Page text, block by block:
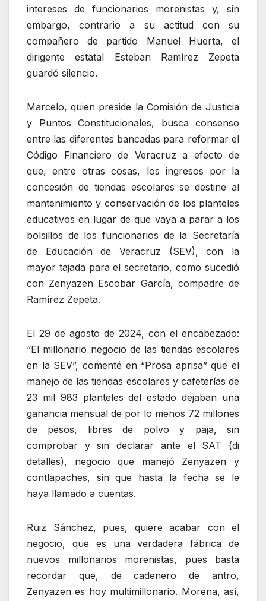
intereses de funcionarios morenistas y, sin
embargo, contrario a su actitud con su
compañero de partido Manuel Huerta, el
dirigente estatal Esteban Ramírez Zepeta
guardó silencio.
Marcelo, quien preside la Comisión de Justicia
y Puntos Constitucionales, busca consenso
entre las diferentes bancadas para reformar el
Código Financiero de Veracruz a efecto de
que, entre otras cosas, los ingresos por la
concesión de tiendas escolares se destine al
mantenimiento y conservación de los planteles
educativos en lugar de que vaya a parar a los
bolsillos de los funcionarios de la Secretaría
de Educación de Veracruz (SEV), con la
mayor tajada para el secretario, como sucedió
con Zenyazen Escobar García, compadre de
Ramírez Zepeta.
El 29 de agosto de 2024, con el encabezado:
“El millonario negocio de las tiendas escolares
en la SEV”, comenté en “Prosa aprisa” que el
manejo de las tiendas escolares y cafeterías de
23 mil 983 planteles del estado dejaban una
ganancia mensual de por lo menos 72 millones
de pesos, libres de polvo y paja, sin
comprobar y sin declarar ante el SAT (di
detalles), negocio que manejó Zenyazen y
contlapaches, sin que hasta la fecha se le
haya llamado a cuentas.
Ruiz Sánchez, pues, quiere acabar con el
negocio, que es una verdadera fábrica de
nuevos millonarios morenistas, pues basta
recordar que, de cadenero de antro,
Zenyazen es hoy multimillonario. Morena, así,